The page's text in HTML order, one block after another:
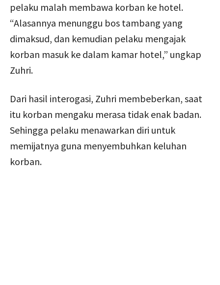
pelaku malah membawa korban ke hotel.
“Alasannya menunggu bos tambang yang
dimaksud, dan kemudian pelaku mengajak
korban masuk ke dalam kamar hotel,” ungkap
Zuhri.
Dari hasil interogasi, Zuhri membeberkan, saat
itu korban mengaku merasa tidak enak badan.
Sehingga pelaku menawarkan diri untuk
memijatnya guna menyembuhkan keluhan
korban.